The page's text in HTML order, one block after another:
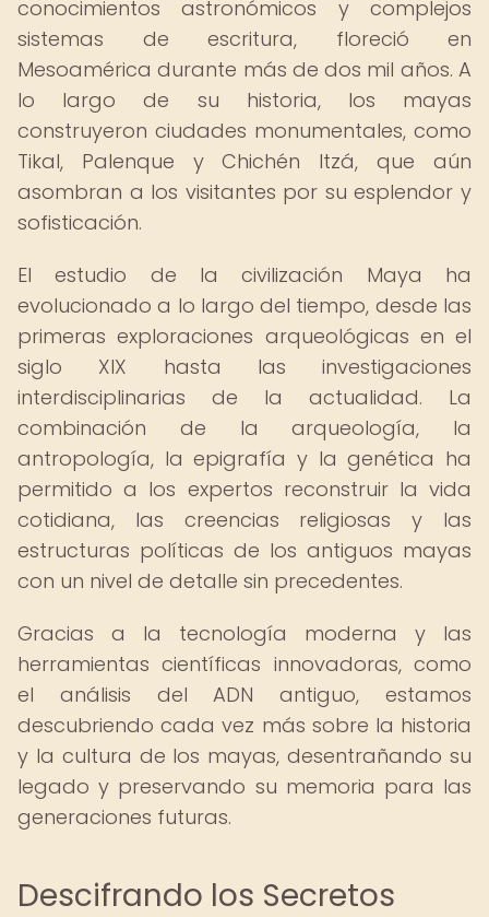
conocimientos astronómicos y complejos
sistemas de escritura, floreció en
Mesoamérica durante más de dos mil años. A
lo largo de su historia, los mayas
construyeron ciudades monumentales, como
Tikal, Palenque y Chichén Itzá, que aún
asombran a los visitantes por su esplendor y
sofisticación.
El estudio de la civilización Maya ha
evolucionado a lo largo del tiempo, desde las
primeras exploraciones arqueológicas en el
siglo XIX hasta las investigaciones
interdisciplinarias de la actualidad. La
combinación de la arqueología, la
antropología, la epigrafía y la genética ha
permitido a los expertos reconstruir la vida
cotidiana, las creencias religiosas y las
estructuras políticas de los antiguos mayas
con un nivel de detalle sin precedentes.
Gracias a la tecnología moderna y las
herramientas científicas innovadoras, como
el análisis del ADN antiguo, estamos
descubriendo cada vez más sobre la historia
y la cultura de los mayas, desentrañando su
legado y preservando su memoria para las
generaciones futuras.
Descifrando los Secretos